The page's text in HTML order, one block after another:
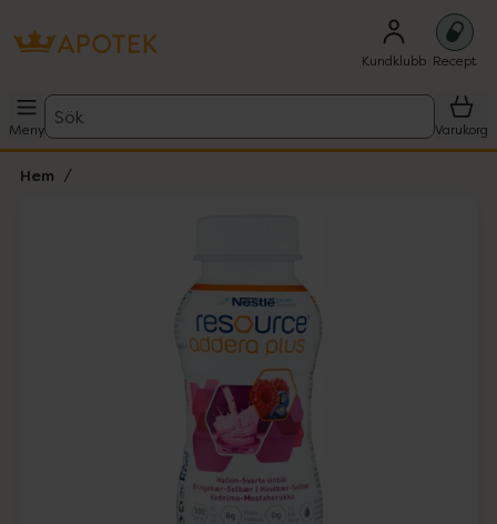
Kundklubb Recept
Meny
Sök
Varukorg
Hem